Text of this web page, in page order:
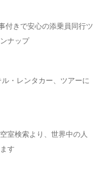
付きで安心の添乗員同行ツ
ナップ
・レンタカー、ツアーに
室検索より、世界中の人
す